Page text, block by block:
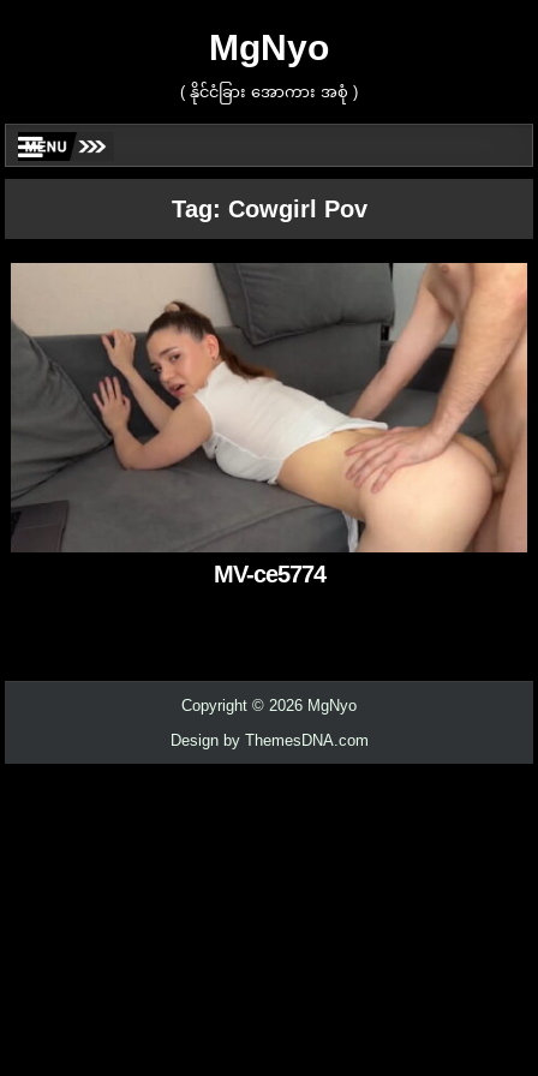
MgNyo
( နိုင်ငံခြား အောကား အစုံ )
Tag: Cowgirl Pov
MV-ce5774
Copyright © 2026 MgNyo
Design by ThemesDNA.com